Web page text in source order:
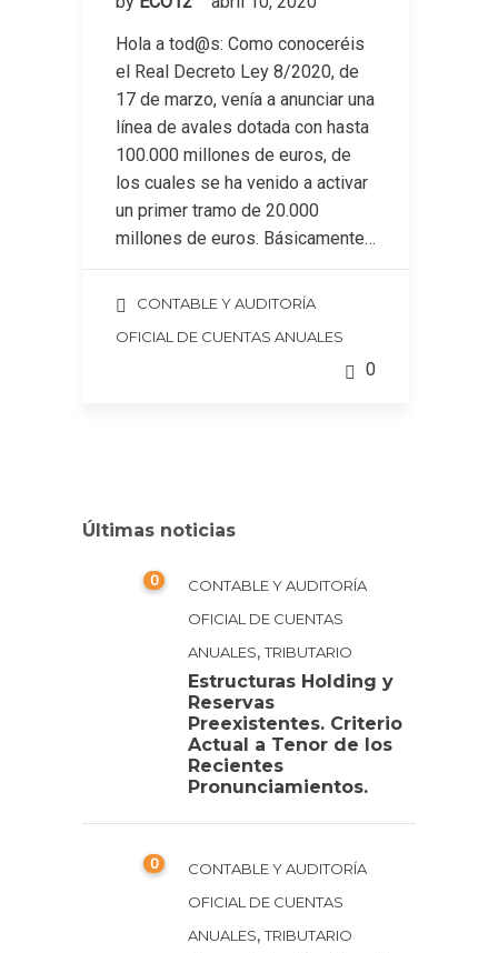
Hola a tod@s: Como conoceréis
el Real Decreto Ley 8/2020, de
17 de marzo, venía a anunciar una
línea de avales dotada con hasta
100.000 millones de euros, de
los cuales se ha venido a activar
un primer tramo de 20.000
millones de euros. Básicamente…
CONTABLE Y AUDITORÍA
OFICIAL DE CUENTAS ANUALES
0
Últimas noticias
0
CONTABLE Y AUDITORÍA
OFICIAL DE CUENTAS
ANUALES,TRIBUTARIO
Estructuras Holding y
Reservas
Preexistentes. Criterio
Actual a Tenor de los
Recientes
Pronunciamientos.
0
CONTABLE Y AUDITORÍA
OFICIAL DE CUENTAS
ANUALES,TRIBUTARIO